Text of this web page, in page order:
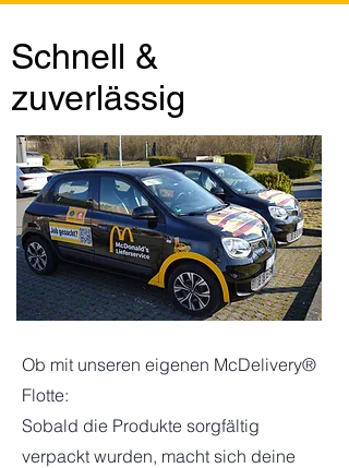
Schnell &
zuverlässig
Ob mit unseren eigenen McDelivery®
Flotte:
Sobald die Produkte sorgfältig
verpackt wurden, macht sich deine